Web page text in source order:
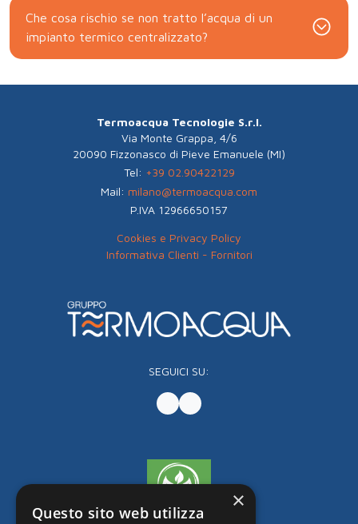
Che cosa rischio se non tratto l’acqua di un
impianto termico centralizzato?
Termoacqua Tecnologie S.r.l.
Via Monte Grappa, 4/6
20090 Fizzonasco di Pieve Emanuele (MI)
Tel: +39 02.90422129
Mail: milano@termoacqua.com
P.IVA 12966650157
Cookies e Privacy Policy
Informativa Clienti - Fornitori
SEGUICI SU:
×
Questo sito web utilizza